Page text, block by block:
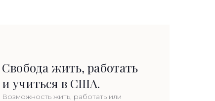
Свобода жить, работать
и учиться в США.
Возможность жить, работать или